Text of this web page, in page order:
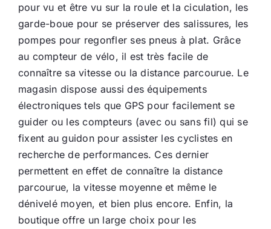
pour vu et être vu sur la roule et la ciculation, les
garde-boue pour se préserver des salissures, les
pompes pour regonfler ses pneus à plat. Grâce
au compteur de vélo, il est très facile de
connaître sa vitesse ou la distance parcourue. Le
magasin dispose aussi des équipements
électroniques tels que GPS pour facilement se
guider ou les compteurs (avec ou sans fil) qui se
fixent au guidon pour assister les cyclistes en
recherche de performances. Ces dernier
permettent en effet de connaître la distance
parcourue, la vitesse moyenne et même le
dénivelé moyen, et bien plus encore. Enfin, la
boutique offre un large choix pour les